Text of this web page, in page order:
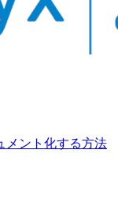
メント化する方法